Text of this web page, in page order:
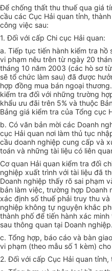
Để chống thất thu thuế qua giá
cầu các Cục Hải quan tỉnh,
công việc sau:
1. Đối với cấp Chi cục Hải quan:
a. Tiếp tục tiến hành kiểm tra hồ
vi phạm nêu trên từ ngày 20
tháng 10 năm 2003 (các hò sơ
sẽ tổ chức làm sau) đã được
hợp đồng mua bán ngoại
kiểm tra đối với những trường
khẩu ưu đãi trên 5% và thuộc
Bảng giá kiểm tra của Tổng cục
b. Có văn bản mời các Doanh
cục Hải quan nơi làm thủ tục
cầu doanh nghiệp cung cấp và
toán và những tài liệu có liên
Cơ quan Hải quan kiểm tra đối
nghiệp xuất trình với tài liệu đã
Doanh nghiệp thấy rõ sai phạm
bản làm việc, trường hợp
xác định số thuế phải truy thu
nghiệp không tự nguyện khắc
thành phố để tiến hành xác
sau thông quan tại Doanh nghiệp.
c. Tổng hợp, báo cáo và bàn
vi phạm (theo mẫu số 1 kèm)
2. Đối với cấp Cục Hải quan tỉnh,